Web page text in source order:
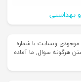
بهداشتی
وبسایت با شماره
داشتن هرگونه سوال, ما آماده